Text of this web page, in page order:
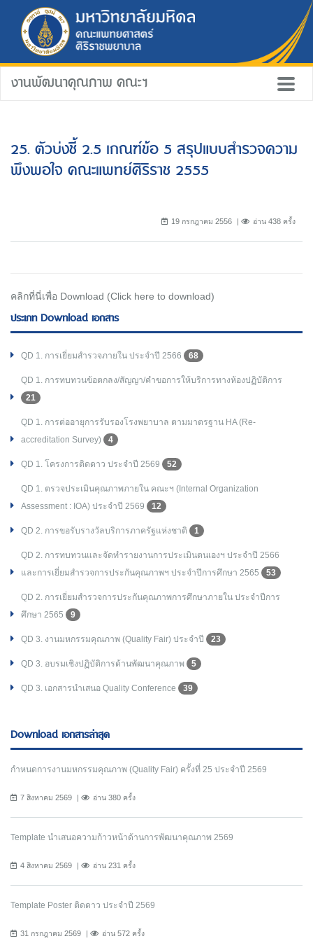
งานพัฒนาคุณภาพ คณะฯ
25. ตัวบ่งชี้ 2.5 เกณฑ์ข้อ 5 สรุปแบบสำรวจความ
พึงพอใจ คณะแพทย์ศิริราช 2555
19 กรกฎาคม 2556 อ่าน 438 ครั้ง
คลิกที่นี่เพื่อ Download (Click here to download)
ประเภท Download เอกสาร
QD 1. การเยี่ยมสำรวจภายใน ประจำปี 2566 68
QD 1. การทบทวนข้อตกลง/สัญญา/คำขอการให้บริการทางห้องปฏิบัติการ
21
QD 1. การต่ออายุการรับรองโรงพยาบาล ตามมาตรฐาน HA (Re-
accreditation Survey)
4
QD 1. โครงการติดดาว ประจำปี 2569 52
QD 1. ตรวจประเมินคุณภาพภายใน คณะฯ (Internal Organization
Assessment : IOA) ประจำปี 2569
12
QD 2. การขอรับรางวัลบริการภาครัฐแห่งชาติ 1
QD 2. การทบทวนและจัดทำรายงานการประเมินตนเองฯ ประจำปี 2566
และการเยี่ยมสำรวจการประกันคุณภาพฯ ประจำปีการศึกษา 2565
53
QD 2. การเยี่ยมสำรวจการประกันคุณภาพการศึกษาภายใน ประจำปีการ
ศึกษา 2565
9
QD 3. งานมหกรรมคุณภาพ (Quality Fair) ประจำปี 23
QD 3. อบรมเชิงปฏิบัติการด้านพัฒนาคุณภาพ 5
QD 3. เอกสารนำเสนอ Quality Conference 39
Download เอกสารล่าสุด
กำหนดการงานมหกรรมคุณภาพ (Quality Fair) ครั้งที่ 25 ประจำปี 2569
7 สิงหาคม 2569 อ่าน 380 ครั้ง
Template นำเสนอความก้าวหน้าด้านการพัฒนาคุณภาพ 2569
4 สิงหาคม 2569 อ่าน 231 ครั้ง
Template Poster ติดดาว ประจำปี 2569
31 กรกฎาคม 2569 อ่าน 572 ครั้ง